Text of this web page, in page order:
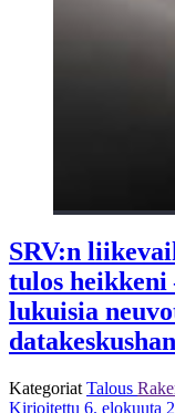
SRV:n
tulos
lukuisia
Kategoriat Talous
Kirjoitettu 6. elokuuta